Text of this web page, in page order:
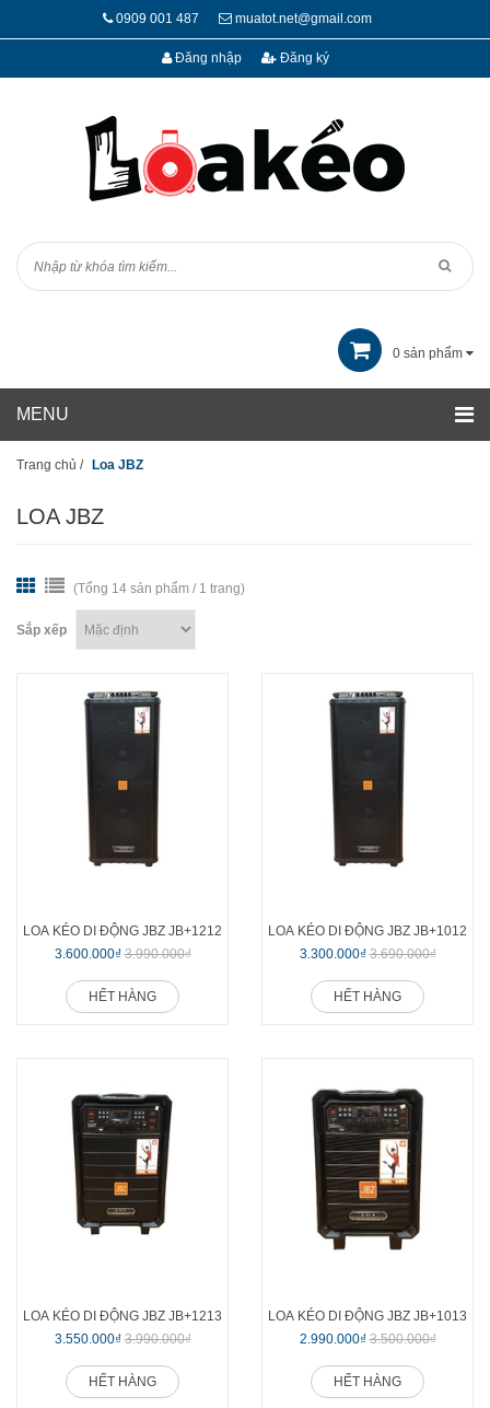
0909 001 487 muatot.net@gmail.com
Đăng nhập Đăng ký
0 sản phẩm
Trang chủ / Loa JBZ
LOA JBZ
(Tổng 14 sản phẩm / 1 trang)
Sắp xếp
LOA KÉO DI ĐỘNG JBZ JB+1212
3.600.000₫ 3.990.000₫
HẾT HÀNG
LOA KÉO DI ĐỘNG JBZ JB+1012
3.300.000₫ 3.690.000₫
HẾT HÀNG
LOA KÉO DI ĐỘNG JBZ JB+1213
3.550.000₫ 3.990.000₫
HẾT HÀNG
LOA KÉO DI ĐỘNG JBZ JB+1013
2.990.000₫ 3.500.000₫
HẾT HÀNG